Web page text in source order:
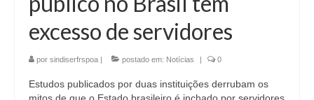
excesso de servidores
por sindiserfrspoa | postado em: Notícias | 0
Estudos publicados por duas instituições derrubam os